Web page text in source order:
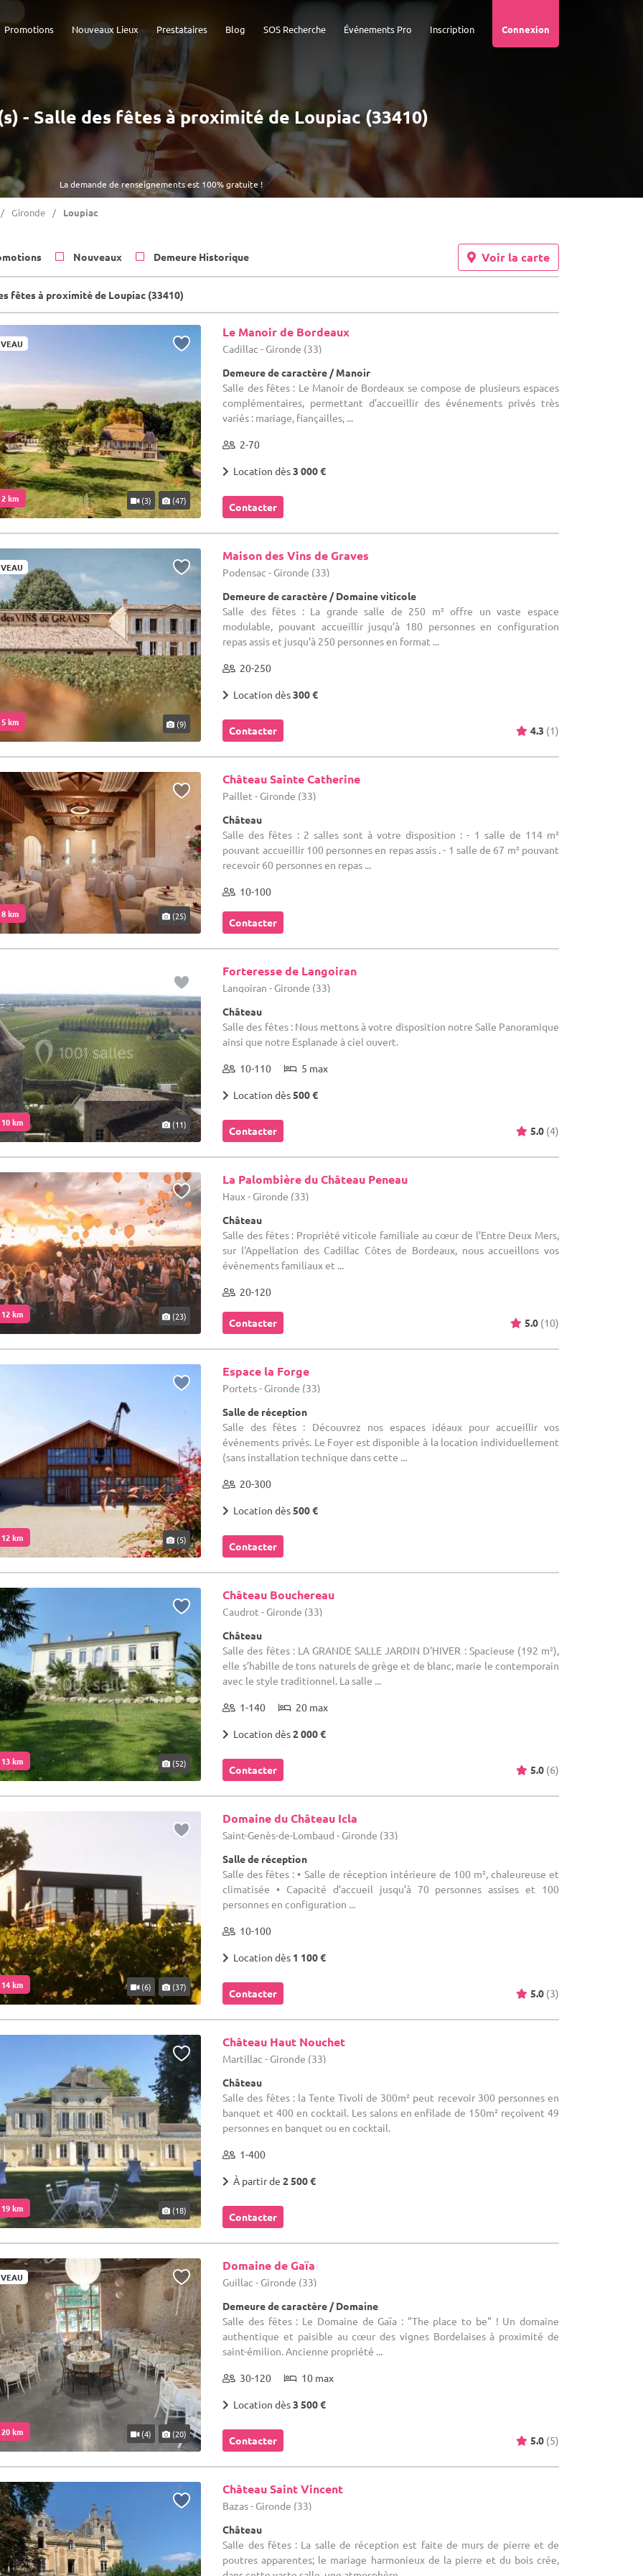
Connexion
Inscription
Événements Pro
SOS Recherche
Blog
Prestataires
Nouveaux Lieux
Promotions
La demande de renseignements est 100% gratuite !
- Salle des fêtes à proximité de Loupiac (33410)
Gironde Loupiac
Nouveaux Demeure Historique Voir la carte
fêtes à proximité de Loupiac (33410)
km (3) (47)
Le Manoir de Bordeaux
Cadillac - Gironde (33)
Demeure de caractère / Manoir
Salle des fêtes : Le Manoir de Bordeaux se compose de plusieurs espaces
complémentaires, permettant d’accueillir des événements privés très
variés : mariage, fiançailles, ...
2-70
Location dès3 000 €
Contacter
km (9)
Maison des Vins de Graves
Podensac - Gironde (33)
Demeure de caractère / Domaine viticole
Salle des fêtes : La grande salle de 250 m² offre un vaste espace
modulable, pouvant accueillir jusqu’à 180 personnes en configuration
repas assis et jusqu’à 250 personnes en format ...
20-250
Location dès300 €
Contacter 4.3 (1)
km (25)
Château Sainte Catherine
Paillet - Gironde (33)
Château
Salle des fêtes : 2 salles sont à votre disposition : - 1 salle de 114 m²
pouvant accueillir 100 personnes en repas assis . - 1 salle de 67 m² pouvant
recevoir 60 personnes en repas ...
10-100
Contacter
km (11)
Forteresse de Langoiran
Langoiran - Gironde (33)
Château
Salle des fêtes : Nous mettons à votre disposition notre Salle Panoramique
ainsi que notre Esplanade à ciel ouvert.
10-110 5 max
Location dès500 €
Contacter 5.0 (4)
km (23)
La Palombière du Château Peneau
Haux - Gironde (33)
Château
Salle des fêtes : Propriété viticole familiale au cœur de l’Entre Deux Mers,
sur l'Appellation des Cadillac Côtes de Bordeaux, nous accueillons vos
évènements familiaux et ...
20-120
Contacter 5.0 (10)
km (5)
Espace la Forge
Portets - Gironde (33)
Salle de réception
Salle des fêtes : Découvrez nos espaces idéaux pour accueillir vos
événements privés. Le Foyer est disponible à la location individuellement
(sans installation technique dans cette ...
20-300
Location dès500 €
Contacter
km (52)
Château Bouchereau
Caudrot - Gironde (33)
Château
Salle des fêtes : LA GRANDE SALLE JARDIN D'HIVER : Spacieuse (192 m²),
elle s’habille de tons naturels de grège et de blanc, marie le contemporain
avec le style traditionnel. La salle ...
1-140 20 max
Location dès2 000 €
Contacter 5.0 (6)
km (6) (37)
Domaine du Château Icla
Saint-Genès-de-Lombaud - Gironde (33)
Salle de réception
Salle des fêtes : • Salle de réception intérieure de 100 m², chaleureuse et
climatisée • Capacité d’accueil jusqu’à 70 personnes assises et 100
personnes en configuration ...
10-100
Location dès 1 100 €
Contacter 5.0 (3)
km (18)
Château Haut Nouchet
Martillac - Gironde (33)
Château
Salle des fêtes : la Tente Tivoli de 300m² peut recevoir 300 personnes en
banquet et 400 en cocktail. Les salons en enfilade de 150m² reçoivent 49
personnes en banquet ou en cocktail.
1-400
À partir de2 500 €
Contacter
km (4) (20)
Domaine de Gaïa
Guillac - Gironde (33)
Demeure de caractère / Domaine
Salle des fêtes : Le Domaine de Gaïa : "The place to be" ! Un domaine
authentique et paisible au cœur des vignes Bordelaises à proximité de
saint-émilion. Ancienne propriété ...
30-120 10 max
Location dès3 500 €
Contacter 5.0 (5)
Château Saint Vincent
Bazas - Gironde (33)
Château
Salle des fêtes : La salle de réception est faite de murs de pierre et de
poutres apparentes; le mariage harmonieux de la pierre et du bois crée,